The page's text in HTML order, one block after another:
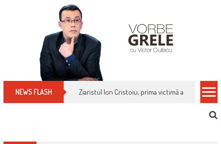
NEWS FLASH Ziaristul Ion Cristoiu, prima victimă a noi